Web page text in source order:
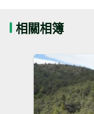
相關相簿